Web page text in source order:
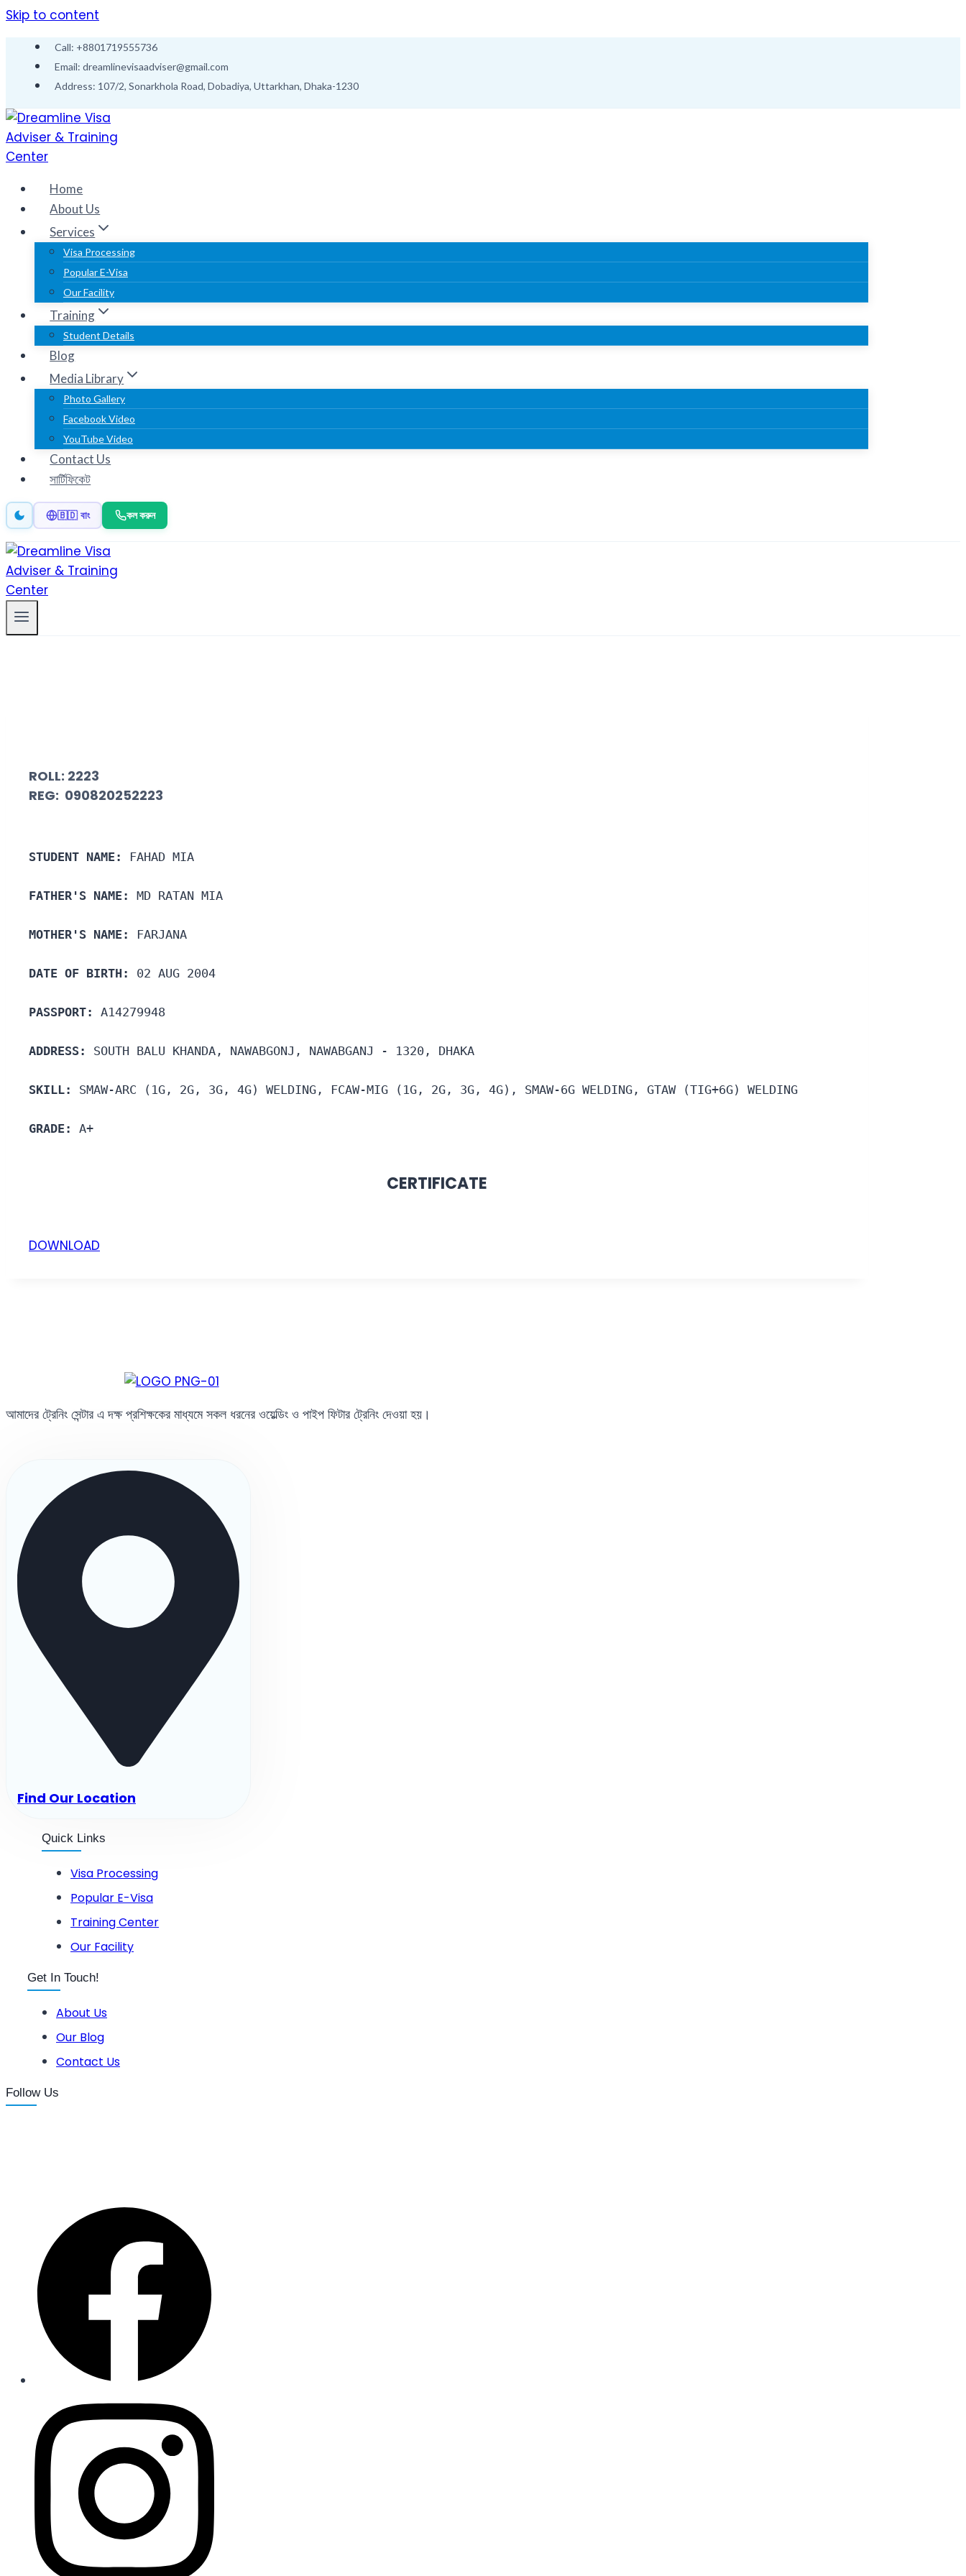
Skip to content
Call: +8801719555736
Email: dreamlinevisaadviser@gmail.com
Address: 107/2, Sonarkhola Road, Dobadiya, Uttarkhan, Dhaka-1230
Home
About Us
Services
Visa Processing
Popular E-Visa
Our Facility
Training
Student Details
Blog
Media Library
Photo Gallery
Facebook Video
YouTube Video
Contact Us
সার্টিফিকেট
🇧🇩 বাং কল করুন
ROLL: 2223
REG: 090820252223
STUDENT NAME: FAHAD MIA
FATHER'S NAME: MD RATAN MIA
MOTHER'S NAME: FARJANA
DATE OF BIRTH: 02 AUG 2004
PASSPORT: A14279948
ADDRESS: SOUTH BALU KHANDA, NAWABGONJ, NAWABGANJ - 1320, DHAKA
SKILL: SMAW-ARC (1G, 2G, 3G, 4G) WELDING, FCAW-MIG (1G, 2G, 3G, 4G), SMAW-6G WELDING, GTAW (TIG+6G) WELDING
GRADE: A+
CERTIFICATE
DOWNLOAD
আমাদের ট্রেনিং সেন্টার এ দক্ষ প্রশিক্ষকের মাধ্যমে সকল ধরনের ওয়েল্ডিং ও পাইপ ফিটার ট্রেনিং দেওয়া হয়।
Find Our Location
Quick Links
Visa Processing
Popular E-Visa
Training Center
Our Facility
Get In Touch!
About Us
Our Blog
Contact Us
Follow Us